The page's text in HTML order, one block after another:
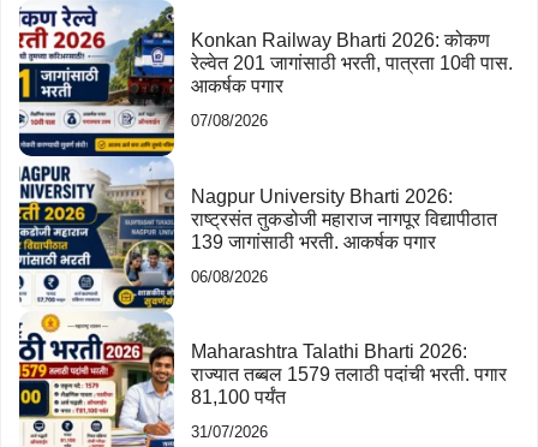
Konkan Railway Bharti 2026: कोकण
रेल्वेत 201 जागांसाठी भरती, पात्रता 10वी पास.
आकर्षक पगार
07/08/2026
Nagpur University Bharti 2026:
राष्ट्रसंत तुकडोजी महाराज नागपूर विद्यापीठात
139 जागांसाठी भरती. आकर्षक पगार
06/08/2026
Maharashtra Talathi Bharti 2026:
राज्यात तब्बल 1579 तलाठी पदांची भरती. पगार
81,100 पर्यंत
31/07/2026